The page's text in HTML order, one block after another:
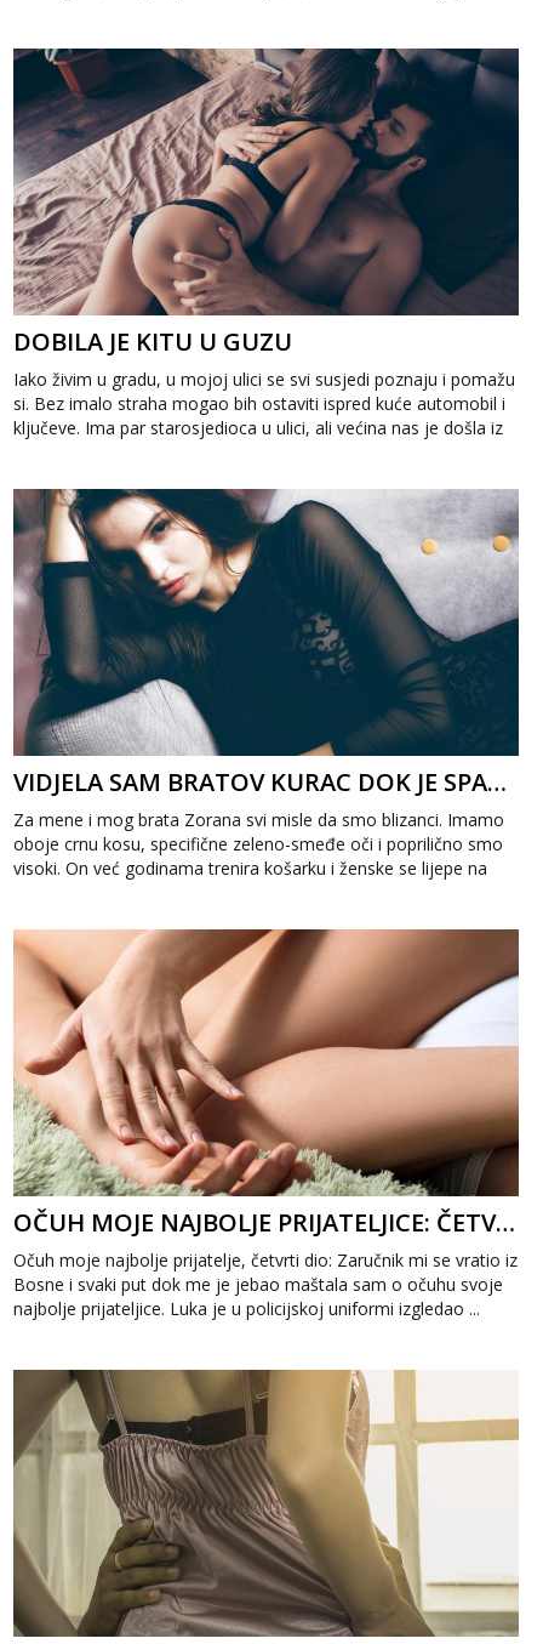
DOBILA JE KITU U GUZU
Iako živim u gradu, u mojoj ulici se svi susjedi poznaju i pomažu
si. Bez imalo straha mogao bih ostaviti ispred kuće automobil i
ključeve. Ima par starosjedioca u ulici, ali većina nas je došla iz
VIDJELA SAM BRATOV KURAC DOK JE SPAVAO
Za mene i mog brata Zorana svi misle da smo blizanci. Imamo
oboje crnu kosu, specifične zeleno-smeđe oči i poprilično smo
visoki. On već godinama trenira košarku i ženske se lijepe na
OČUH MOJE NAJBOLJE PRIJATELJICE: ČETVRTI DIO
Očuh moje najbolje prijatelje, četvrti dio: Zaručnik mi se vratio iz
Bosne i svaki put dok me je jebao maštala sam o očuhu svoje
najbolje prijateljice. Luka je u policijskoj uniformi izgledao ...